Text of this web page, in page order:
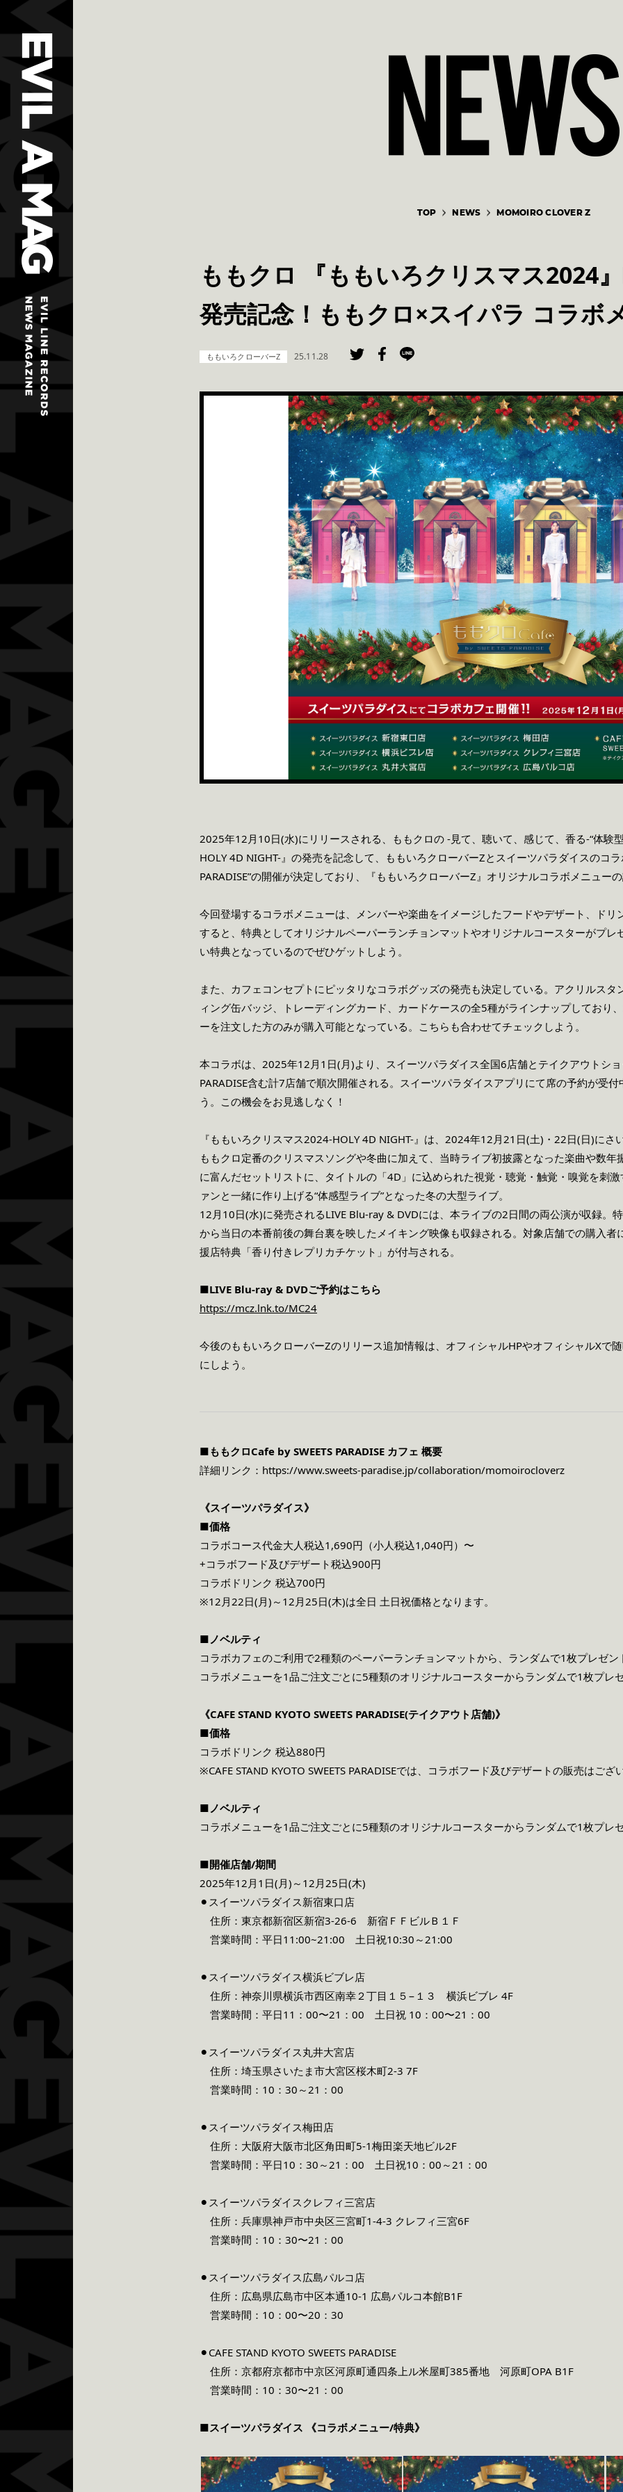
TOP NEWS MOMOIRO CLOVER Z
ももクロ 『ももいろクリスマス2024
発売記念！ももクロ×スイパラ コラボ
ももいろクローバーZ 25.11.28
2025年12月10日(水)にリリースされる、ももクロの -見て、聴いて、感じて、香る-“体験
HOLY 4D NIGHT-』の発売を記念して、ももいろクローバーZとスイーツパラダイスのコラ
PARADISE”の開催が決定しており、『ももいろクローバーZ』オリジナルコラボメニュー
今回登場するコラボメニューは、メンバーや楽曲をイメージしたフードやデザート、ドリ
すると、特典としてオリジナルペーパーランチョンマットやオリジナルコースターがプ
い特典となっているのでぜひゲットしよう。
また、カフェコンセプトにピッタリなコラボグッズの発売も決定している。アクリルス
ィング缶バッジ、トレーディングカード、カードケースの全5種がラインナップしており
ーを注文した方のみが購入可能となっている。こちらも合わせてチェックしよう。
本コラボは、 2025年12月1日(月)より、スイーツパラダイス全国6店舗とテイクアウトショ
PARADISE含む計7店舗で順次開催される。 スイーツパラダイスアプリにて席の予約が受
う。この機会をお見逃しなく！
『ももいろクリスマス2024-HOLY 4D NIGHT-』は、 2024年12月21 日(土) ・22日(日)にさ
ももクロ定番のクリスマスソングや冬曲に加えて、当時ライブ初披露となった楽曲や数年
に富んだセットリストに、タイトルの「4D」に込められた視覚・聴覚・触覚・嗅覚を刺
ァンと一緒に作り上げる“体感型ライブ”となった冬の大型ライブ。
12月10日(水)に発売されるLIVE Blu-ray & DVDには、本ライブの2日間の両公演が収録。
から当日の本番前後の舞台裏を映したメイキング映像も収録される。対象店舗での購入
援店特典「香り付きレプリカチケット」が付与される。
■LIVE Blu-ray & DVDご予約はこちら
https://mcz.lnk.to/MC24
今後のももいろクローバーZのリリース追加情報は、オフィシャルHPやオフィシャルXで
にしよう。
■ももクロCafe by SWEETS PARADISE カフェ 概要
詳細リンク： https://www.sweets-paradise.jp/collaboration/momoirocloverz
《スイーツパラダイス》
■価格
コラボコース代金⼤⼈税込1,690円（⼩⼈税込1,040円）〜
+コラボフード及びデザート税込900円
コラボドリンク 税込700円
※12月22日(月)～12月25日(木)は全日 土日祝価格となります。
■ノベルティ
コラボカフェのご利⽤で2種類のペーパーランチョンマットから、ランダムで1枚プレゼン
コラボメニューを1品ご注⽂ごとに5種類のオリジナルコースターからランダムで1枚プレ
《CAFE STAND KYOTO SWEETS PARADISE(テイクアウト店舗)》
■価格
コラボドリンク 税込880円
※CAFE STAND KYOTO SWEETS PARADISEでは、コラボフード及びデザートの販売はござ
■ノベルティ
コラボメニューを1品ご注⽂ごとに5種類のオリジナルコースターからランダムで1枚プレ
■開催店舗/期間
2025年12月1日(月)～12月25日(木)
⚫︎スイーツパラダイス新宿東口店
住所：東京都新宿区新宿3-26-6 新宿ＦＦビルＢ１Ｆ
営業時間：平日11:00~21:00 土日祝10:30～21:00
⚫︎ スイーツパラダイス横浜ビブレ店
住所：神奈川県横浜市西区南幸２丁目１５−１３ 横浜ビブレ 4F
営業時間：平日11：00〜21：00 土日祝 10：00〜21：00
⚫︎ スイーツパラダイス丸井大宮店
住所：埼玉県さいたま市大宮区桜木町2-3 7F
営業時間：10：30～21：00
⚫︎ スイーツパラダイス梅田店
住所：大阪府大阪市北区角田町5-1梅田楽天地ビル2F
営業時間：平日10：30～21：00 土日祝10：00～21：00
⚫︎ スイーツパラダイスクレフィ三宮店
住所：兵庫県神戸市中央区三宮町1-4-3 クレフィ三宮6F
営業時間：10：30〜21：00
⚫︎ スイーツパラダイス広島パルコ店
住所：広島県広島市中区本通10-1 広島パルコ本館B1F
営業時間：10：00〜20：30
⚫︎ CAFE STAND KYOTO SWEETS PARADISE
住所：京都府京都市中京区河原町通四条上ル米屋町385番地 河原町OPA B1F
営業時間：10：30〜21：00
■スイーツパラダイス 《コラボメニュー/特典》